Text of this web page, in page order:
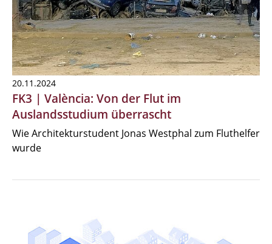
20.11.2024
FK3 | València: Von der Flut im
Auslandsstudium überrascht
Wie Architekturstudent Jonas Westphal zum Fluthelfer
wurde